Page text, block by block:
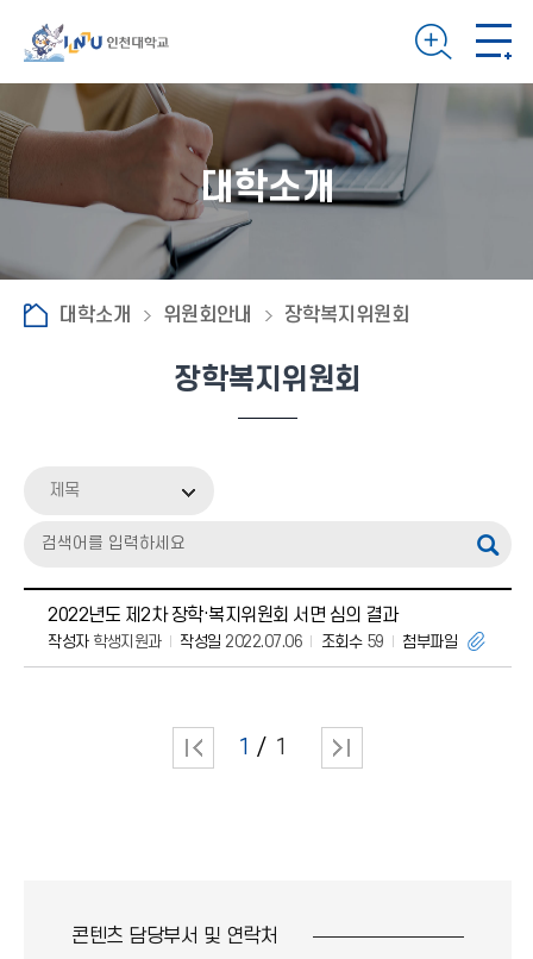
대학소개
대학소개 위원회안내 장학복지위원회
장학복지위원회
제목
2022년도 제2차 장학·복지위원회 서면 심의 결과
작성자학생지원과 작성일 2022.07.06 조회수59 첨부파일
1 1
콘텐츠 담당부서 및 연락처